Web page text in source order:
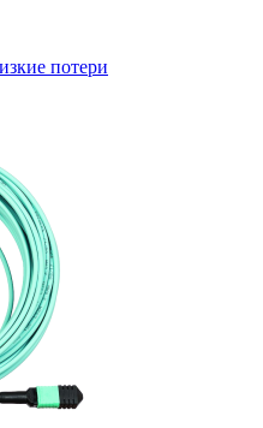
потери